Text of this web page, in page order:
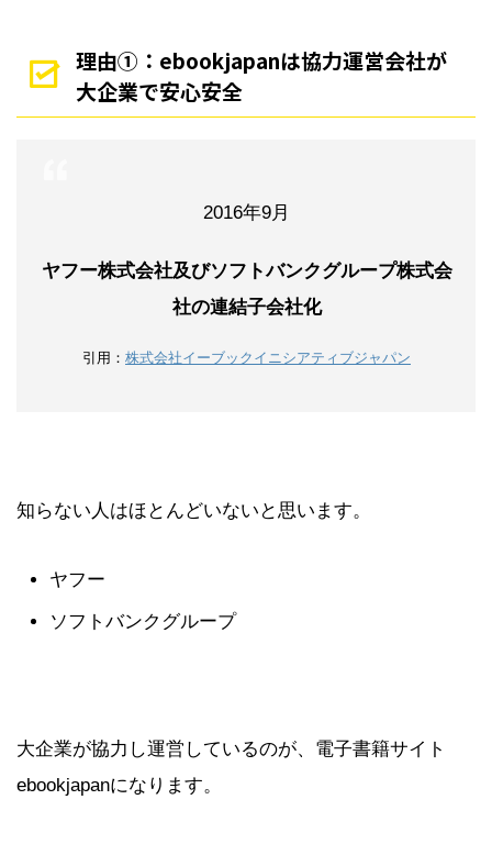
理由①：ebookjapanは協力運営会社が
大企業で安心安全
2016年9月
ヤフー株式会社及びソフトバンクグループ株式会
社の連結子会社化
引用： 株式会社イーブックイニシアティブジャパン
知らない人はほとんどいないと思います。
ヤフー
ソフトバンクグループ
大企業が協力し運営しているのが、電子書籍サイト
ebookjapanになります。